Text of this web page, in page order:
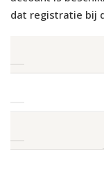
dat registratie bij